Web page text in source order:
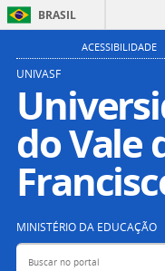
BRASIL
ACESSIBILIDADE
UNIVASF
do Vale
MINISTÉRIO DA EDUCAÇÃO
Buscar no portal